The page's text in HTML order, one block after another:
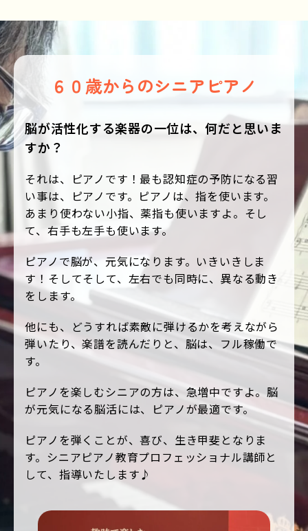
６０歳からのシニアピアノ
脳が活性化する楽器の一位は、何だと思いま
すか？
それは、ピアノです！最も認知症の予防になる習
い事は、ピアノです。ピアノは、指を使います。
あまり使わない小指、薬指も使いますよ。そし
て、右手も左手も使います。
ピアノで脳が、元気になります。いきいきしま
す！そしてそして、左右でも同時に、異なる動き
をします。
他にも、どうすれば素敵に弾けるかを考えながら
弾いたり、楽譜を読んだりと、脳は、フル稼働で
す。
ピアノを楽しむシニアの方は、急増中ですよ。脳
が元気になる脳活には、ピアノが最適です。
ピアノを弾くことが、喜び、生き甲斐となりま
す。シニアピアノ教育プロフェッショナル講師と
して、指導いたします♪